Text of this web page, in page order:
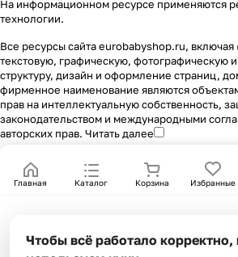
На информационном ресурсе применяются
технологии.
Все ресурсы сайта eurobabyshop.ru, включая
текстовую, графическую, фотографическую
структуру, дизайн и оформление страниц,
фирменное наименование являются
прав на интеллектуальную собственность,
законодательством и международными
авторских прав. Читать далее
Чтобы всё работало
Главная Каталог Корзина Избранные